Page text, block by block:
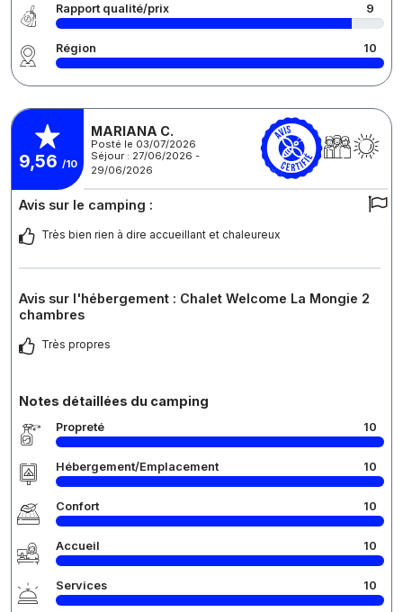
Rapport qualité/prix 9
Région 10
9,56 /10
MARIANA C.
Posté le 03/07/2026
Séjour : 27/06/2026 -
29/06/2026
Avis sur le camping :
Très bien rien à dire accueillant et chaleureux
Avis sur l'hébergement : Chalet Welcome La Mongie 2
chambres
Très propres
Notes détaillées du camping
Propreté 10
Hébergement/Emplacement 10
Confort 10
Accueil 10
Services 10